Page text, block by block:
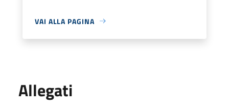
VAI ALLA PAGINA
Allegati